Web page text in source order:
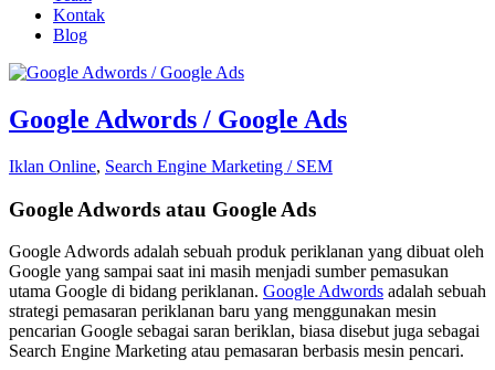
Kontak
Blog
Google Adwords / Google Ads
Iklan Online, Search Engine Marketing / SEM
Google Adwords atau Google Ads
Google Adwords adalah sebuah produk periklanan yang dibuat oleh
Google yang sampai saat ini masih menjadi sumber pemasukan
utama Google di bidang periklanan. Google Adwords adalah sebuah
strategi pemasaran periklanan baru yang menggunakan mesin
pencarian Google sebagai saran beriklan, biasa disebut juga sebagai
Search Engine Marketing atau pemasaran berbasis mesin pencari.